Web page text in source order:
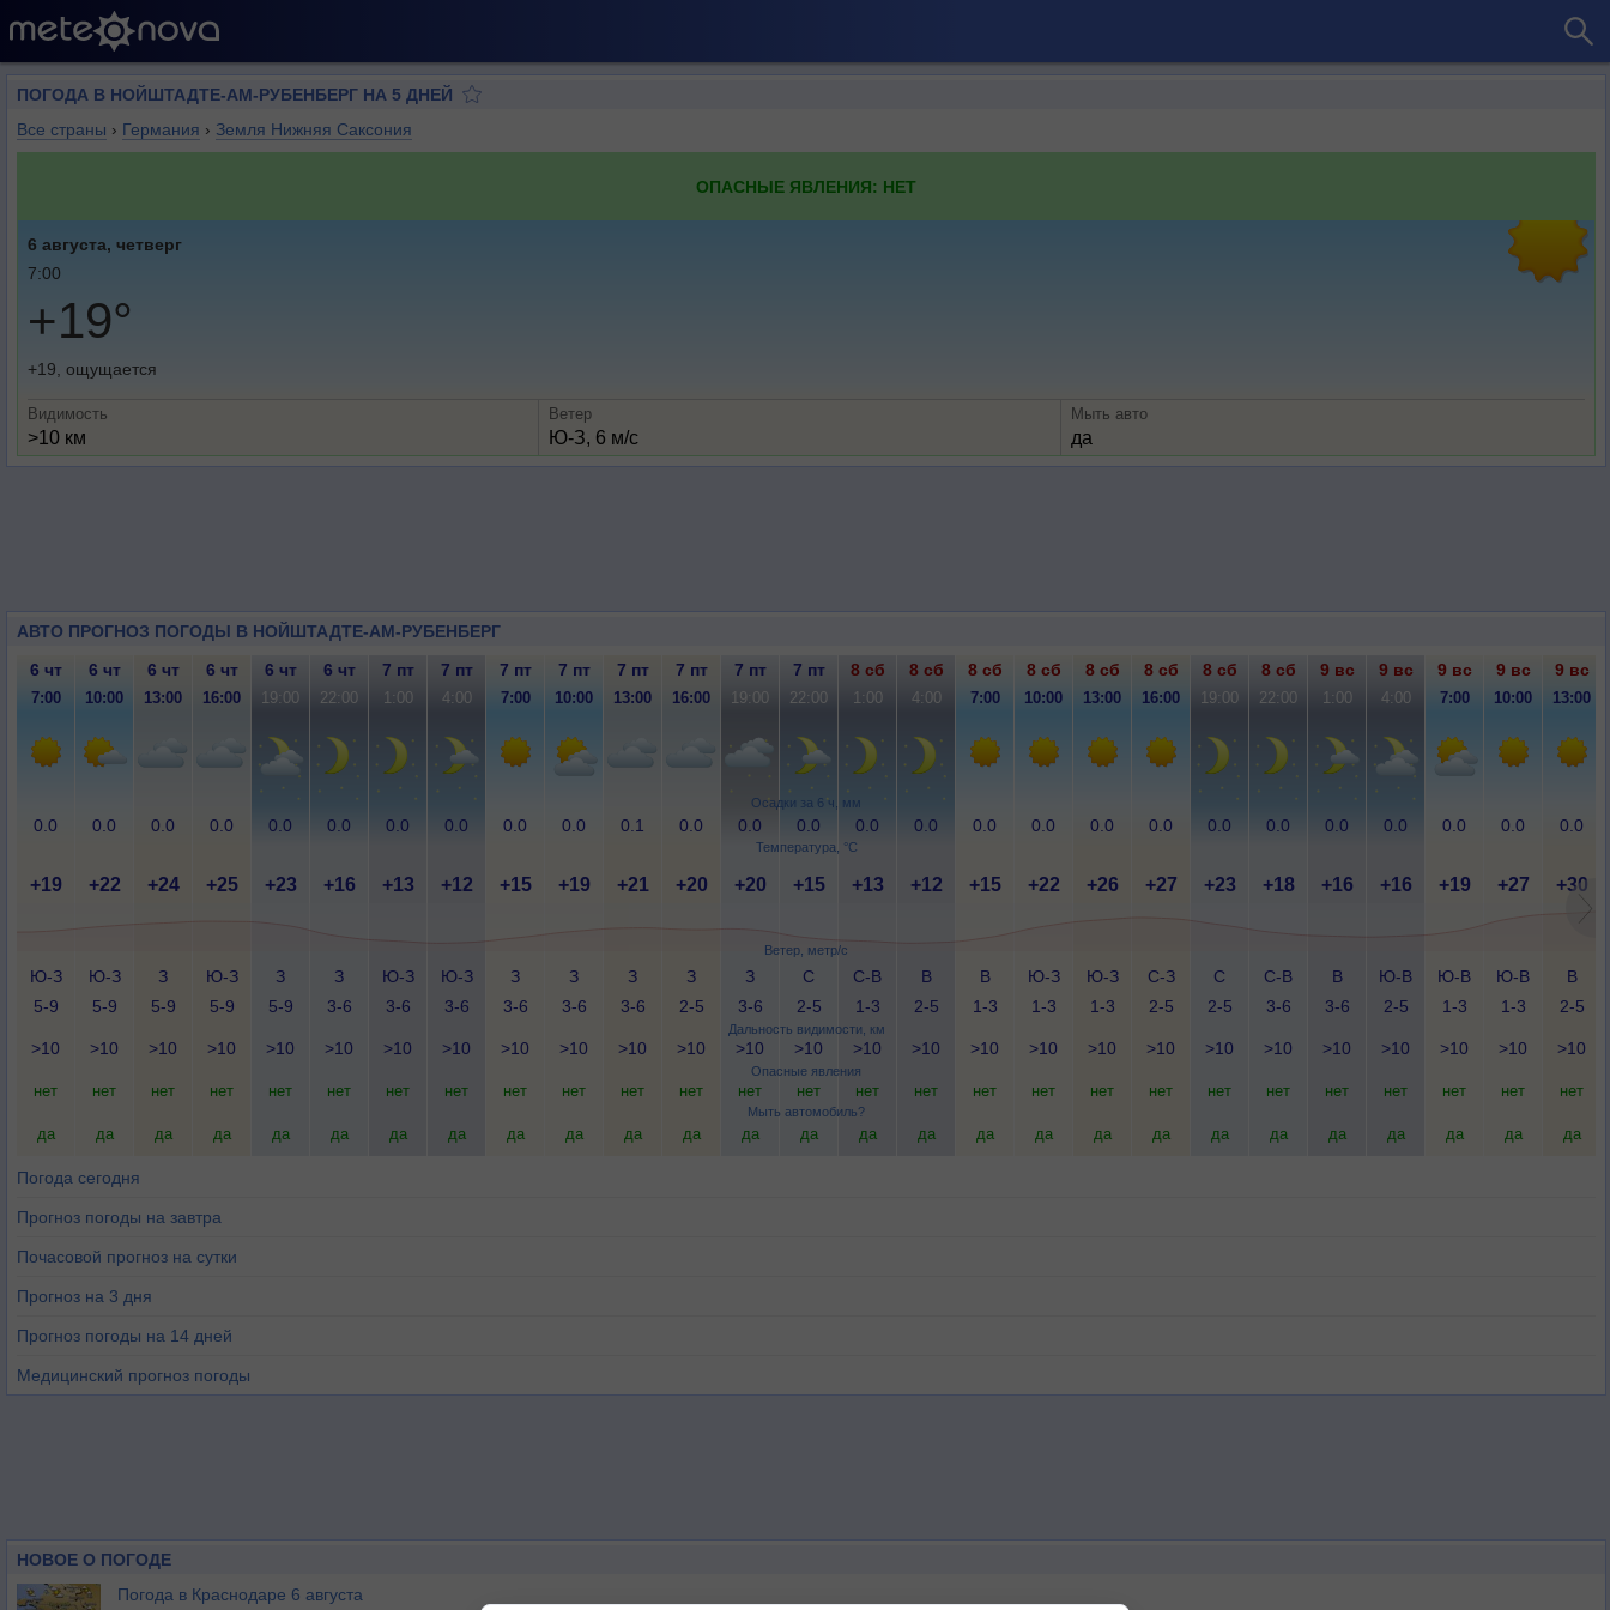
ПОГОДА В НОЙШТАДТЕ-АМ-РУБЕНБЕРГ НА 5 ДНЕЙ
Все страны › Германия › Земля Нижняя Саксония
ОПАСНЫЕ ЯВЛЕНИЯ: НЕТ
6 августа, четверг
7:00
+19°
+19, ощущается
Видимость
>10 км
Ветер
Ю-З, 6 м/с
Мыть авто
да
АВТО ПРОГНОЗ ПОГОДЫ В НОЙШТАДТЕ-АМ-РУБЕНБЕРГ
Осадки за 6 ч, мм
Температура, °C
Ветер, метр/с
Дальность видимости, км
Опасные явления
Мыть автомобиль?
6 чт 6 чт 6 чт 6 чт 6 чт 6 чт 7 пт 7 пт 7 пт 7 пт 7 пт 7 пт 7 пт 7 пт 8 сб 8 сб 8 сб 8 сб 8 сб 8 сб 8 сб 8 сб 9 вс 9 вс 9 вс 9 вс 9 вс
7:00 10:00 13:00 16:00 19:00 22:00 1:00 4:00 7:00 10:00 13:00 16:00 19:00 22:00 1:00 4:00 7:00 10:00 13:00 16:00 19:00 22:00 1:00 4:00 7:00 10:00 13:00
0.0 0.0 0.0 0.0 0.0 0.0 0.0 0.0 0.0 0.0 0.1 0.0 0.0 0.0 0.0 0.0 0.0 0.0 0.0 0.0 0.0 0.0 0.0 0.0 0.0 0.0 0.0
+19 +22 +24 +25 +23 +16 +13 +12 +15 +19 +21 +20 +20 +15 +13 +12 +15 +22 +26 +27 +23 +18 +16 +16 +19 +27 +30
Ю-З
5-9
Ю-З
5-9
З
5-9
Ю-З
5-9
З
5-9
З
3-6
Ю-З
3-6
Ю-З
3-6
З
3-6
З
3-6
З
3-6
З
2-5
З
3-6
С
2-5
С-В
1-3
В
2-5
В
1-3
Ю-З
1-3
Ю-З
1-3
С-З
2-5
С
2-5
С-В
3-6
В
3-6
Ю-В
2-5
Ю-В
1-3
Ю-В
1-3
В
2-5
>10 >10 >10 >10 >10 >10 >10 >10 >10 >10 >10 >10 >10 >10 >10 >10 >10 >10 >10 >10 >10 >10 >10 >10 >10 >10 >10
нет нет нет нет нет нет нет нет нет нет нет нет нет нет нет нет нет нет нет нет нет нет нет нет нет нет нет
да да да да да да да да да да да да да да да да да да да да да да да да да да да
Погода сегодня
Прогноз погоды на завтра
Почасовой прогноз на сутки
Прогноз на 3 дня
Прогноз погоды на 14 дней
Медицинский прогноз погоды
НОВОЕ О ПОГОДЕ
Погода в Краснодаре 6 августа